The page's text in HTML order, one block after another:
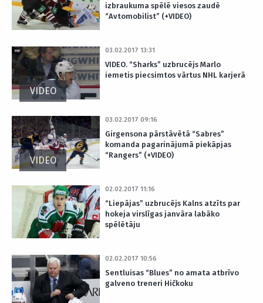
izbraukuma spēlē viesos zaudē
“Avtomobilist” (+VIDEO)
VIDEO
03.02.2017 13:31
VIDEO. “Sharks” uzbrucējs Marlo
iemetis piecsimtos vārtus NHL karjerā
VIDEO
03.02.2017 09:16
Girgensona pārstāvētā “Sabres”
komanda pagarinājumā piekāpjas
“Rangers” (+VIDEO)
02.02.2017 11:16
“Liepājas” uzbrucējs Kalns atzīts par
hokeja virslīgas janvāra labāko
spēlētāju
02.02.2017 10:56
Sentluisas “Blues” no amata atbrīvo
galveno treneri Hičkoku